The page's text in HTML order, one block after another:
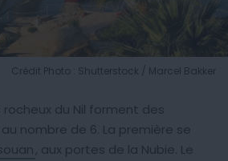
Crédit Photo : Shutterstock / Marcel Bakker
du Nil forment des
nombre de 6. La première se
, aux portes de la Nubie. Le